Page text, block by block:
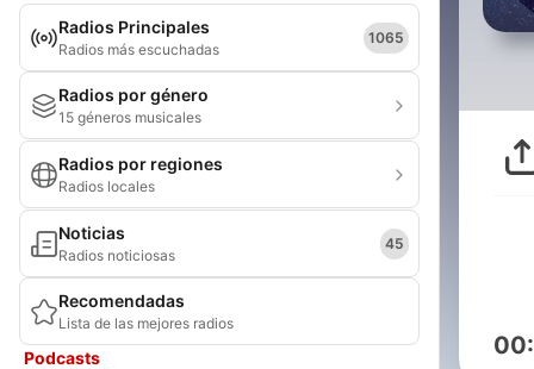
Radios Principales
Radios más escuchadas
1065
Radios por género
15 géneros musicales
Radios por regiones
Radios locales
Noticias
Radios noticiosas
45
Recomendadas
Lista de las mejores radios
Podcasts